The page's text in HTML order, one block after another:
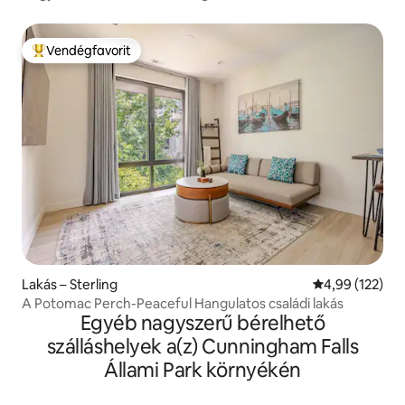
Kiemelt vendégfavorit
Vendégfavorit
Lakás – Sterling Átlagos
4,99 (122)
A Potomac Perch-Peaceful Hangulatos családi lakás
Egyéb nagyszerű bérelhető
szálláshelyek a(z) Cunningham Falls
Állami Park környékén